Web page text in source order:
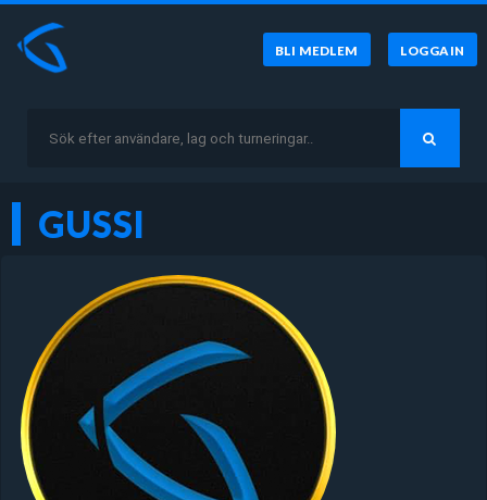
BLI MEDLEM LOGGA IN
GUSSI